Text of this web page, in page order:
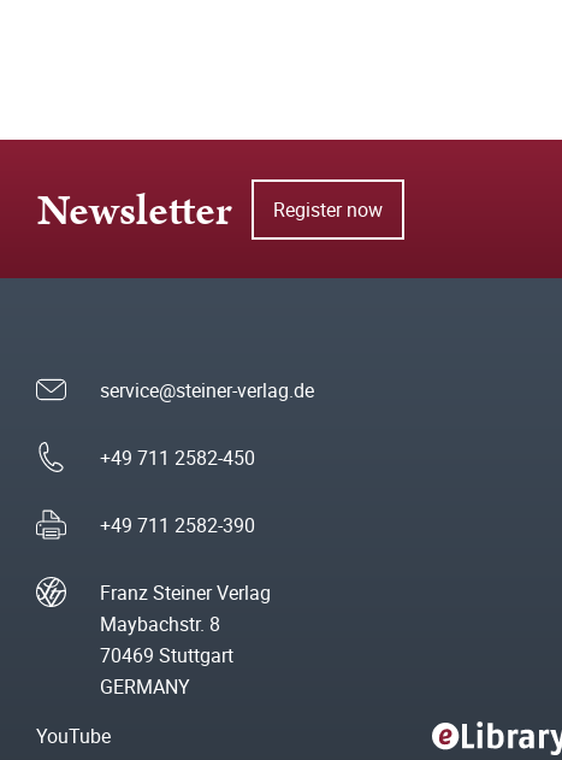
Newsletter Register now
service@steiner-verlag.de
+49 711 2582-450
+49 711 2582-390
Franz Steiner Verlag
Maybachstr. 8
70469 Stuttgart
GERMANY
YouTube